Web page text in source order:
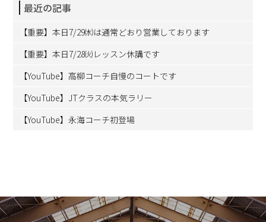
最近の記事
【重要】本日7/29㈬は通常どおり営業しております
【重要】本日7/28㈫レッスン休講です
【YouTube】高柳コーチ自慢のコートです
【YouTube】JTクラスの本気ラリー
【YouTube】永海コーチ初登場